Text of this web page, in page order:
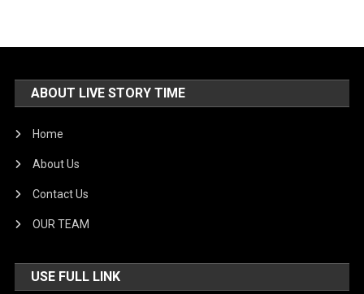
ABOUT LIVE STORY TIME
Home
About Us
Contact Us
OUR TEAM
USE FULL LINK